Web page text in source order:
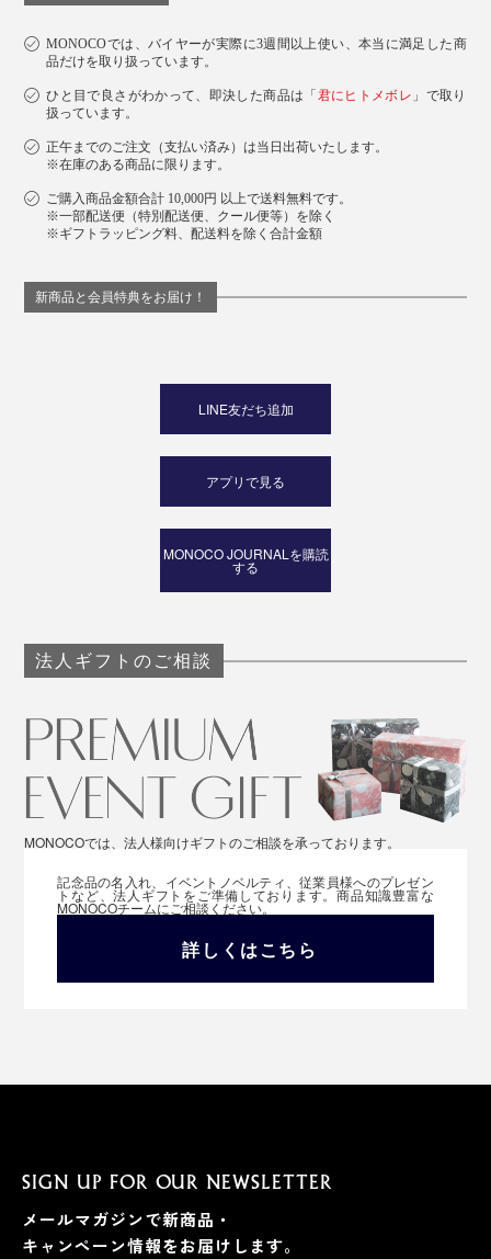
MONOCOでは、バイヤーが実際に3週間以上使い、本当に満足した商
品だけを取り扱っています。
ひと目で良さがわかって、即決した商品は「 君にヒトメボレ 」で取り
扱っています。
正午までのご注文（支払い済み）は当日出荷いたします。
※在庫のある商品に限ります。
ご購入商品金額合計 10,000円 以上で送料無料です。
※一部配送便（特別配送便、クール便等）を除く
※ギフトラッピング料、配送料を除く合計金額
新商品と会員特典をお届け！
LINE友だち追加
アプリで見る
MONOCO JOURNALを購読
する
法人ギフトのご相談
MONOCOでは、法人様向けギフトのご相談を承っております。
記念品の名入れ、イベントノベルティ、従業員様へのプレゼン
トなど、法人ギフトをご準備しております。商品知識豊富な
MONOCOチームにご相談ください。
詳しくはこちら
SIGN UP FOR OUR NEWSLETTER
メールマガジンで新商品・
キャンペーン情報をお届けします。